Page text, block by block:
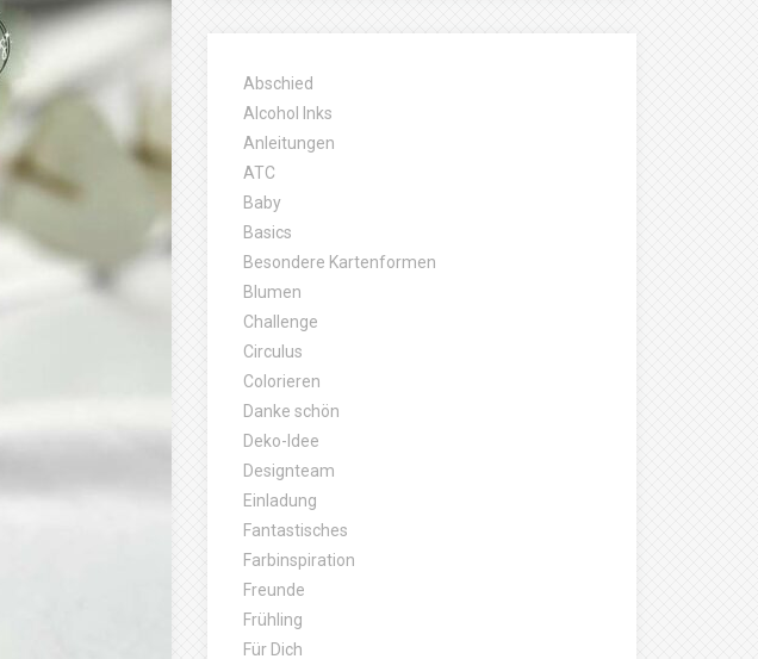
Abschied
Alcohol Inks
Anleitungen
ATC
Baby
Basics
Besondere Kartenformen
Blumen
Challenge
Circulus
Colorieren
Danke schön
Deko-Idee
Designteam
Einladung
Fantastisches
Farbinspiration
Freunde
Frühling
Für Dich